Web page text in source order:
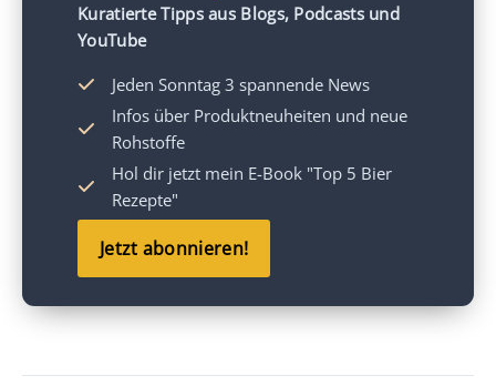
Kuratierte Tipps aus Blogs, Podcasts und
YouTube
Jeden Sonntag 3 spannende News
Infos über Produktneuheiten und neue
Rohstoffe
Hol dir jetzt mein E-Book "Top 5 Bier
Rezepte"
Jetzt abonnieren!